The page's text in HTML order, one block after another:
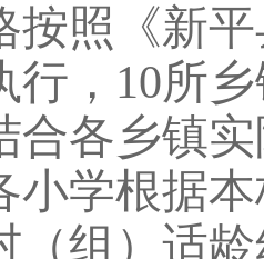
按照《新
， 10所
合各乡镇
小学根据
（组）适